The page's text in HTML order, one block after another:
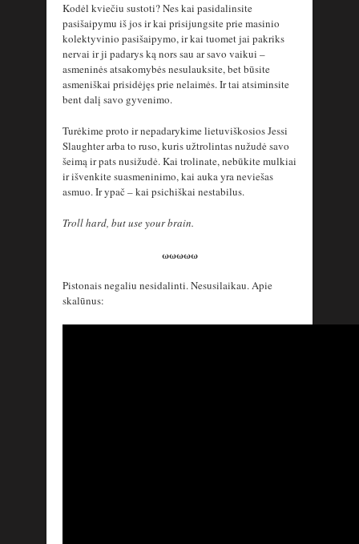
Kodėl kviečiu sustoti? Nes kai pasidalinsite
pasišaipymu iš jos ir kai prisijungsite prie masinio
kolektyvinio pasišaipymo, ir kai tuomet jai pakriks
nervai ir ji padarys ką nors sau ar savo vaikui –
asmeninės atsakomybės nesulauksite, bet būsite
asmeniškai prisidėjęs prie nelaimės. Ir tai atsiminsite
bent dalį savo gyvenimo.
Turėkime proto ir nepadarykime lietuviškosios Jessi
Slaughter arba to ruso, kuris užtrolintas nužudė savo
šeimą ir pats nusižudė. Kai trolinate, nebūkite mulkiai
ir išvenkite suasmeninimo, kai auka yra neviešas
asmuo. Ir ypač – kai psichiškai nestabilus.
Troll hard, but use your brain.
ωωωωω
Pistonais negaliu nesidalinti. Nesusilaikau. Apie
skalūnus: